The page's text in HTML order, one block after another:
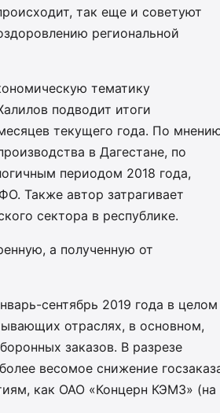
так еще и советуют
региональной
тематику
подводит итоги
текущего года. По
в Дагестане, по
периодом 2018 года,
Также автор затрагивает
сектора в республике.
а полученную от
сентябрь 2019 года в целом
отраслях, в основном,
заказов. В разрезе
весомое снижение
как ОАО «Концерн КЭМЗ» (на